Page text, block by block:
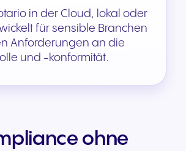
in der Cloud, lokal oder
für sensible Branchen
Anforderungen an die
und -konformität.
ohne